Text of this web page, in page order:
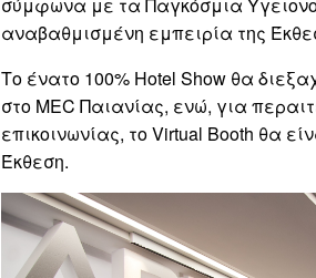
αναβαθμισμένη εμπειρία της
Το ένατο 100% Hotel Show θα
στο MEC Παιανίας, ενώ, για
επικοινωνίας, το Virtual Booth θα
Έκθεση.